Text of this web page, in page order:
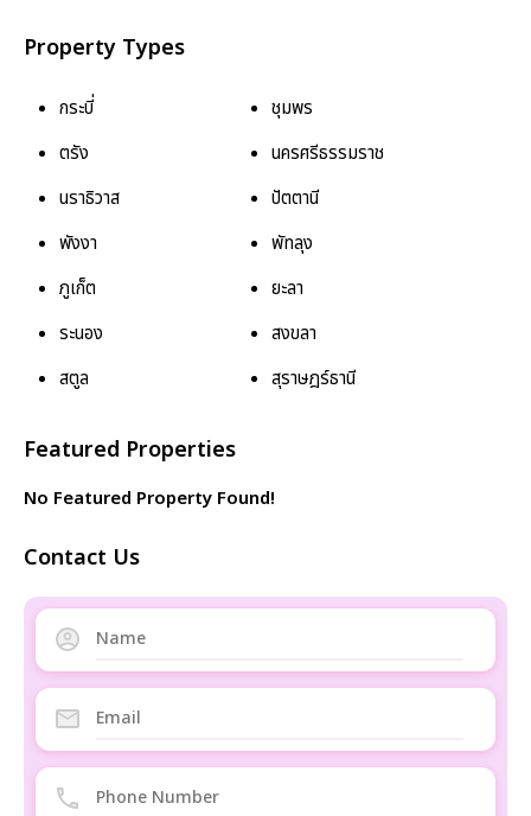
Property Types
กระบี่
ชุมพร
ตรัง
นครศรีธรรมราช
นราธิวาส
ปัตตานี
พังงา
พัทลุง
ภูเก็ต
ยะลา
ระนอง
สงขลา
สตูล
สุราษฎร์ธานี
Featured Properties
No Featured Property Found!
Contact Us